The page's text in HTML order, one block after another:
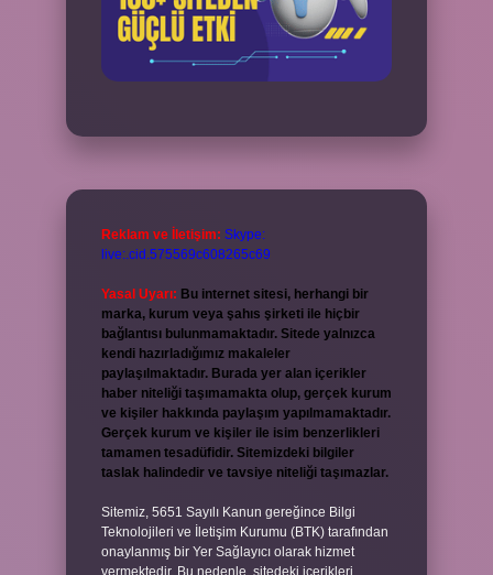
Reklam ve İletişim: Skype:
live:.cid.575569c608265c69
Yasal Uyarı: Bu internet sitesi, herhangi bir
marka, kurum veya şahıs şirketi ile hiçbir
bağlantısı bulunmamaktadır. Sitede yalnızca
kendi hazırladığımız makaleler
paylaşılmaktadır. Burada yer alan içerikler
haber niteliği taşımamakta olup, gerçek kurum
ve kişiler hakkında paylaşım yapılmamaktadır.
Gerçek kurum ve kişiler ile isim benzerlikleri
tamamen tesadüfidir. Sitemizdeki bilgiler
taslak halindedir ve tavsiye niteliği taşımazlar.
Sitemiz, 5651 Sayılı Kanun gereğince Bilgi
Teknolojileri ve İletişim Kurumu (BTK) tarafından
onaylanmış bir Yer Sağlayıcı olarak hizmet
vermektedir. Bu nedenle, sitedeki içerikleri